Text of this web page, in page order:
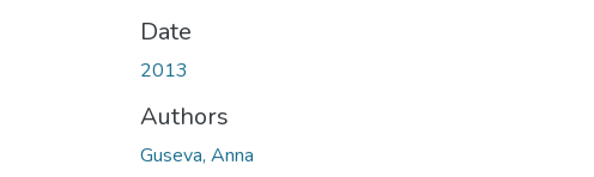
Date
2013
Authors
Guseva, Anna